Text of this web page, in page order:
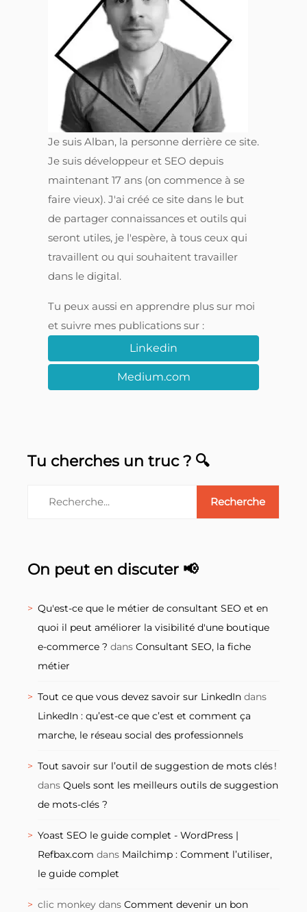
Je suis Alban, la personne derrière ce site.
Je suis développeur et SEO depuis
maintenant 17 ans (on commence à se
faire vieux). J'ai créé ce site dans le but
de partager connaissances et outils qui
seront utiles, je l'espère, à tous ceux qui
travaillent ou qui souhaitent travailler
dans le digital.
Tu peux aussi en apprendre plus sur moi
et suivre mes publications sur :
Linkedin
Medium.com
Tu cherches un truc ? 🔍
On peut en discuter 📢
Qu'est-ce que le métier de consultant SEO et en
quoi il peut améliorer la visibilité d'une boutique
e-commerce ? dans Consultant SEO, la fiche
métier
Tout ce que vous devez savoir sur LinkedIn dans
LinkedIn : qu’est-ce que c’est et comment ça
marche, le réseau social des professionnels
Tout savoir sur l’outil de suggestion de mots clés !
dans Quels sont les meilleurs outils de suggestion
de mots-clés ?
Yoast SEO le guide complet - WordPress |
Refbax.com dans Mailchimp : Comment l’utiliser,
le guide complet
clic monkey dans Comment devenir un bon